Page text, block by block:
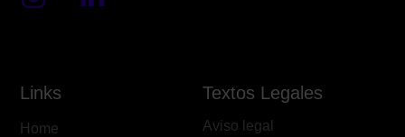
Links
Home
Textos Legales
Aviso legal